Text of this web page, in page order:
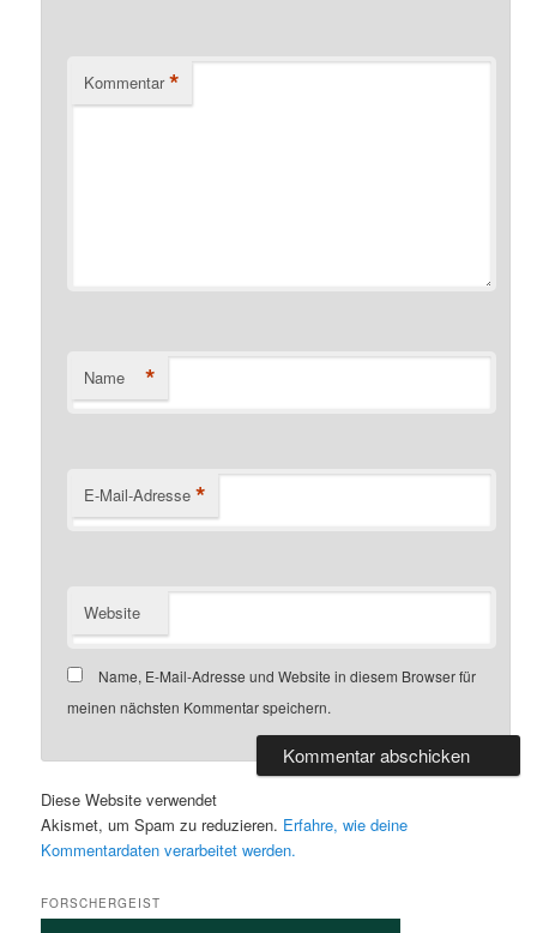
Kommentar *
Name *
E-Mail-Adresse *
Website
Name, E-Mail-Adresse und Website in diesem Browser für
meinen nächsten Kommentar speichern.
Diese Website verwendet
Akismet, um Spam zu reduzieren. Erfahre, wie deine
Kommentardaten verarbeitet werden.
FORSCHERGEIST